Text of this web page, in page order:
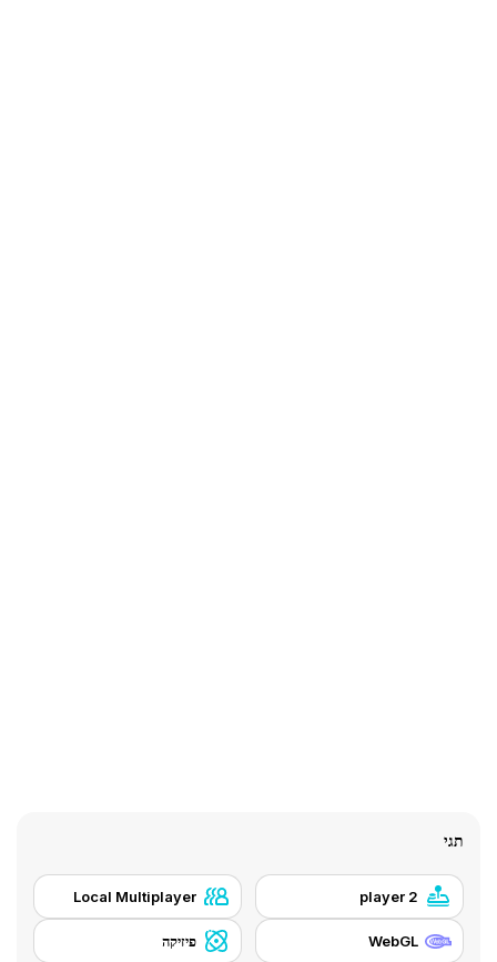
תגי
2 player
Local Multiplayer
WebGL פיזיקה